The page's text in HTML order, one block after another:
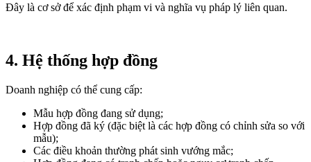
Đây là cơ sở để xác định phạm vi và nghĩa vụ pháp lý liên quan.
4. Hệ thống hợp đồng
Doanh nghiệp có thể cung cấp:
Mẫu hợp đồng đang sử dụng;
Hợp đồng đã ký (đặc biệt là các hợp đồng có chỉnh sửa so với
mẫu);
Các điều khoản thường phát sinh vướng mắc;